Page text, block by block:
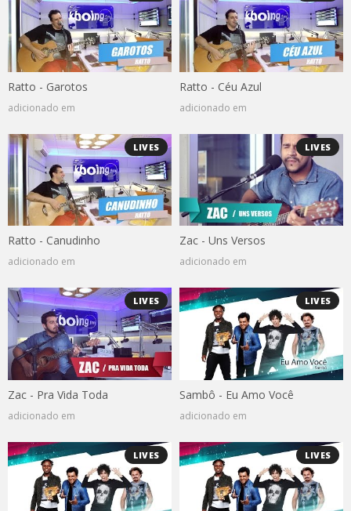
Ratto - Garotos
adicionado em
Ratto - Céu Azul
adicionado em
LIVES
Ratto - Canudinho
adicionado em
LIVES
Zac - Uns Versos
adicionado em
LIVES
Zac - Pra Vida Toda
adicionado em
LIVES
Sambô - Eu Amo Você
adicionado em
LIVES LIVES